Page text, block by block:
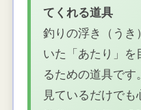
てくれる道具
釣りの浮き（うき
いた「あたり」を
るための道具です
見ているだけで